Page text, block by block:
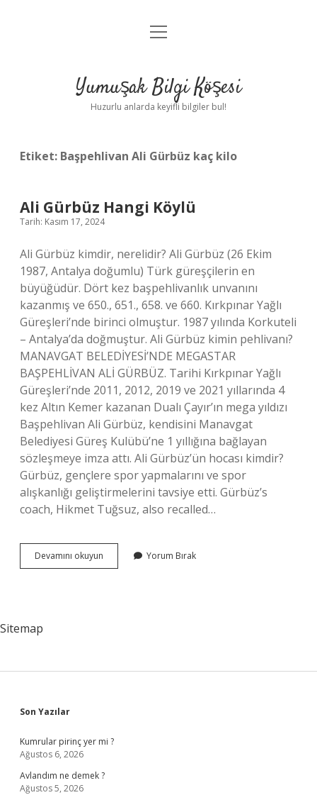
Anasayfa
Yasal Uyarı
menüyü
Yumuşak Bilgi Köşesi
Huzurlu anlarda keyifli bilgiler bul!
Etiket: Başpehlivan Ali Gürbüz kaç kilo
Ali Gürbüz Hangi Köylü
Tarih: Kasım 17, 2024
Ali Gürbüz kimdir, nerelidir? Ali Gürbüz (26 Ekim
1987, Antalya doğumlu) Türk güreşçilerin en
büyüğüdür. Dört kez başpehlivanlık unvanını
kazanmış ve 650., 651., 658. ve 660. Kırkpınar Yağlı
Güreşleri’nde birinci olmuştur. 1987 yılında Korkuteli
– Antalya’da doğmuştur. Ali Gürbüz kimin pehlivanı?
MANAVGAT BELEDİYESİ’NDE MEGASTAR
BAŞPEHLİVAN ALİ GÜRBÜZ. Tarihi Kırkpınar Yağlı
Güreşleri’nde 2011, 2012, 2019 ve 2021 yıllarında 4
kez Altın Kemer kazanan Dualı Çayır’ın mega yıldızı
Başpehlivan Ali Gürbüz, kendisini Manavgat
Belediyesi Güreş Kulübü’ne 1 yıllığına bağlayan
sözleşmeye imza attı. Ali Gürbüz’ün hocası kimdir?
Gürbüz, gençlere spor yapmalarını ve spor
alışkanlığı geliştirmelerini tavsiye etti. Gürbüz’s
coach, Hikmet Tuğsuz, also recalled…
Devamını okuyun
Gürbüz
Yorum Bırak
Sitemap
Sidebar
Son Yazılar
Kumrular pirinç yer mi ?
Ağustos 6, 2026
Avlandım ne demek ?
Ağustos 5, 2026